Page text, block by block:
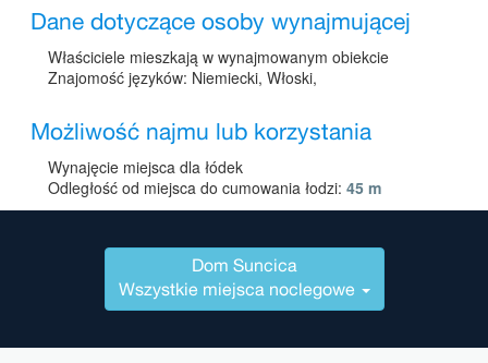
Dane dotyczące osoby wynajmującej
Właściciele mieszkają w wynajmowanym obiekcie
Znajomość języków: Niemiecki, Włoski,
Możliwość najmu lub korzystania
Wynajęcie miejsca dla łódek
Odległość od miejsca do cumowania łodzi: 45 m
Dom Suncica
Wszystkie miejsca noclegowe